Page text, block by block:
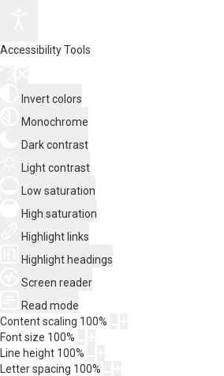
Accessibility Tools
Invert colors
Monochrome
Dark contrast
Light contrast
Low saturation
High saturation
Highlight links
Highlight headings
Screen reader
Read mode
Content scaling 100%
Font size 100%
Line height 100%
Letter spacing 100%